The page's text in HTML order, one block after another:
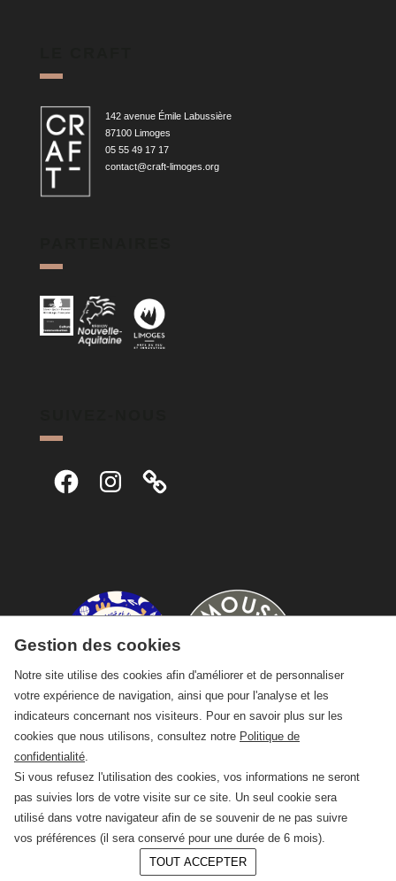
142 avenue Émile Labussière
87100 Limoges
05 55 49 17 17
contact@craft-limoges.org
FacebookInstagram
Gestion des cookies
Notre site utilise des cookies afin d'améliorer et de personnaliser
votre expérience de navigation, ainsi que pour l'analyse et les
indicateurs concernant nos visiteurs. Pour en savoir plus sur les
cookies que nous utilisons, consultez notre Politique de
confidentialité
Si vous refusez l'utilisation des cookies, vos informations ne seront
pas suivies lors de votre visite sur ce site. Un seul cookie sera
utilisé dans votre navigateur afin de se souvenir de ne pas suivre
vos préférences (il sera conservé pour une durée de 6 mois).
TOUT ACCEPTER